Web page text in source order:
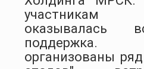
участникам
оказывалась
организованы